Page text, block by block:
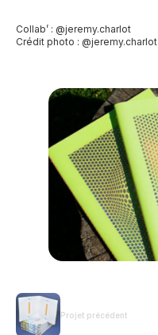
Collab’ : @jeremy.charlot
Crédit photo : @jeremy.charlot
Projet précédent